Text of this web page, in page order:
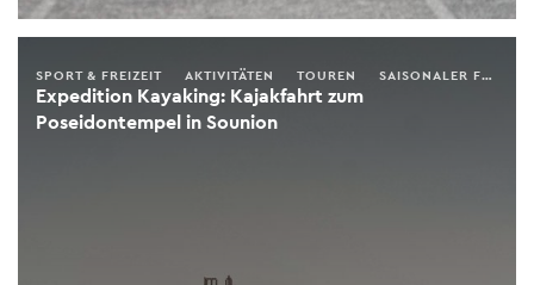
Expedition Kayaking: Kajakfahrt zum
Poseidontempel in Sounion
SPORT & FREIZEIT AKTIVITÄTEN TOUREN SAISONALER FÜHRER